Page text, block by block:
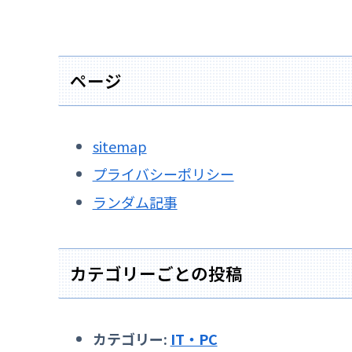
ページ
sitemap
プライバシーポリシー
ランダム記事
カテゴリーごとの投稿
カテゴリー: IT・PC